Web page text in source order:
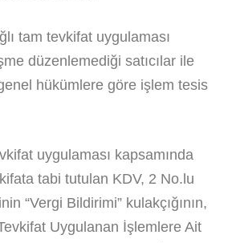
tam tevkifat uygulaması
düzenlemediği satıcılar ile
hükümlere göre işlem tesis
uygulaması kapsamında
tabi tutulan KDV, 2 No.lu
“Vergi Bildirimi” kulakçığının,
Uygulanan İşlemlere Ait